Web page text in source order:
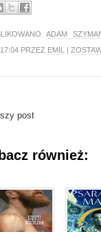
ADAM
17:04 PRZEZ EMIL |
post
również: